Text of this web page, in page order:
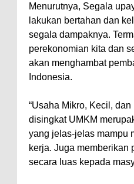
Menurutnya, Segala
lakukan bertahan dan
segala dampaknya.
perekonomian kita dan
akan menghambat
Indonesia.
“Usaha Mikro, Kecil,
disingkat UMKM
yang jelas-jelas mampu
kerja. Juga memberikan
secara luas kepada